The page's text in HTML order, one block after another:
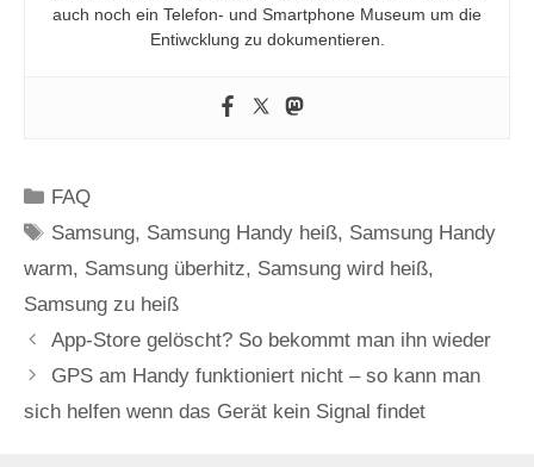
auch noch ein Telefon- und Smartphone Museum um die
Entiwcklung zu dokumentieren.
Kategorien
FAQ
Schlagwörter
Samsung, Samsung Handy heiß, Samsung Handy
warm, Samsung überhitz, Samsung wird heiß,
Samsung zu heiß
App-Store gelöscht? So bekommt man ihn wieder
GPS am Handy funktioniert nicht – so kann man
sich helfen wenn das Gerät kein Signal findet